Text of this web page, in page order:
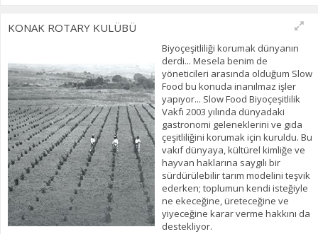
KONAK ROTARY KULÜBÜ
Biyoçeşitliliği korumak dünyanın
derdi... Mesela benim de
yöneticileri arasında olduğum Slow
Food bu konuda inanılmaz işler
yapıyor... Slow Food Biyoçeşitlilik
Vakfı 2003 yılında dünyadaki
gastronomi geleneklerini ve gıda
çeşitliliğini korumak için kuruldu. Bu
vakıf dünyaya, kültürel kimliğe ve
hayvan haklarına saygılı bir
sürdürülebilir tarım modelini teşvik
ederken; toplumun kendi isteğiyle
ne ekeceğine, üreteceğine ve
yiyeceğine karar verme hakkını da
destekliyor.